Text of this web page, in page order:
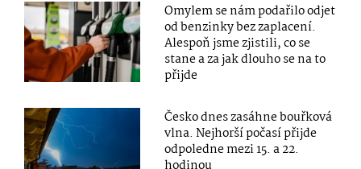
Omylem se nám podařilo odjet
od benzinky bez zaplacení.
Alespoň jsme zjistili, co se
stane a za jak dlouho se na to
přijde
Česko dnes zasáhne bouřková
vlna. Nejhorší počasí přijde
odpoledne mezi 15. a 22.